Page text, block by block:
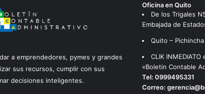
a emprendedores, pymes y grandes
sus recursos, cumplir con sus
decisiones inteligentes.
Oficina en Quito
De los Trigales
Embajada de
Quito –
CLIK
«Boletin Contable
Tel: 0999495331
Correo: